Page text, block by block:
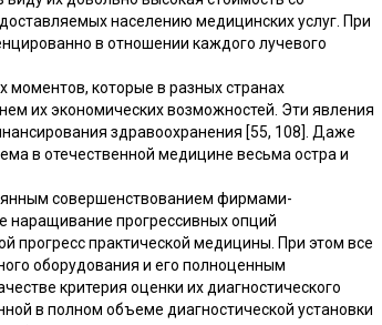
населению медицинских услуг. При
в отношении каждого лучевого
моментов, которые в разных странах
их экономических возможностей. Эти явления
здравоохранения [55, 108]. Даже
в отечественной медицине весьма остра и
совершенствованием фирмами-
наращивание прогрессивных опций
прогресс практической медицины. При этом все
оборудования и его полноценным
критерия оценки их диагностического
в полном объеме диагностической установки